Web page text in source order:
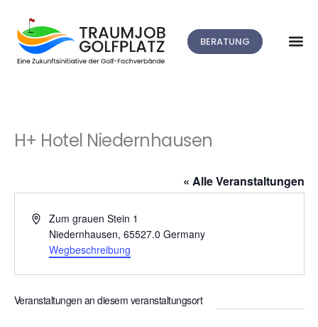
BERATUNG
H+ Hotel Niedernhausen
« Alle Veranstaltungen
AdresseZum grauen Stein 1
Niedernhausen, 65527.0 Germany
Wegbeschreibung
Veranstaltungen an diesem veranstaltungsort